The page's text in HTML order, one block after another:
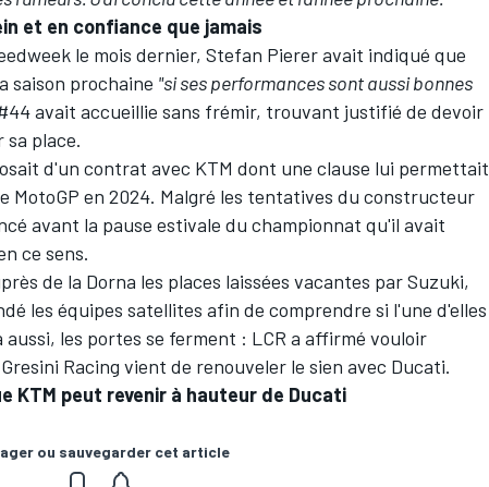
et en confiance que jamais
le mois dernier, Stefan Pierer avait indiqué que
saison prochaine "si ses performances sont aussi bonnes
avait accueillie sans frémir, trouvant justifié de devoir
place.
d'un contrat avec KTM dont une clause lui permettait
MotoGP en 2024. Malgré les tentatives du constructeur
avant la pause estivale du championnat qu'il avait
ce sens.
de la Dorna les places laissées vacantes par Suzuki,
les équipes satellites afin de comprendre si l'une d'elles
aussi, les portes se ferment : LCR a affirmé vouloir
Gresini Racing vient de renouveler le sien avec Ducati.
KTM peut revenir à hauteur de Ducati
ou sauvegarder cet article